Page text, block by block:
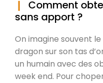
Comment
sans apport ?
On imagine souvent
dragon sur son tas
un humain avec des
week end. Pour